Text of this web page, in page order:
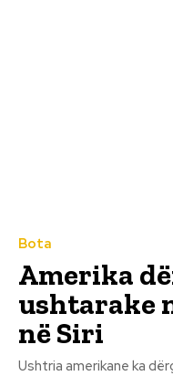
Bota
Amerika
ushtarake
në Siri
Ushtria amerikane ka